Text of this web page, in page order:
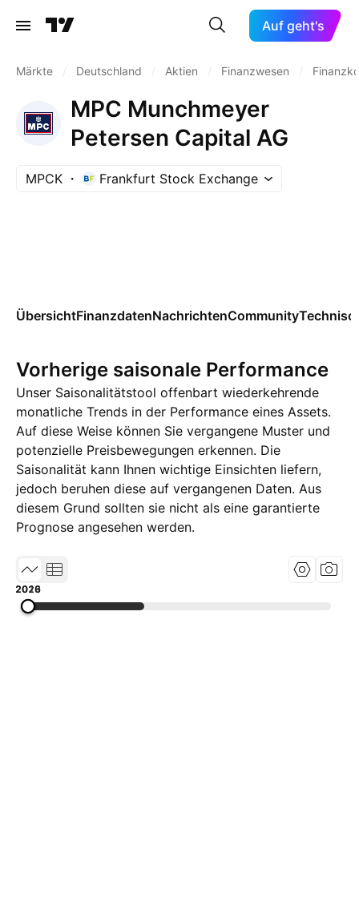
Auf geht's
Märkte Deutschland Aktien Finanzwesen
MPC Munchmeyer
Petersen Capital AG
MPCK Frankfurt Stock Exchange
ÜbersichtFinanzdatenNachrichtenCommunity
Vorherige saisonale Performance
Unser Saisonalitätstool offenbart wiederkehrende
monatliche Trends in der Performance eines Assets.
Auf diese Weise können Sie vergangene Muster und
potenzielle Preisbewegungen erkennen. Die
Saisonalität kann Ihnen wichtige Einsichten liefern,
jedoch beruhen diese auf vergangenen Daten. Aus
diesem Grund sollten sie nicht als eine garantierte
Prognose angesehen werden.
2013
2019
2026